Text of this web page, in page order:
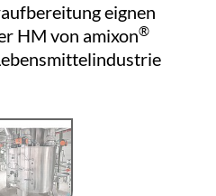
eignen
HM von amixon®